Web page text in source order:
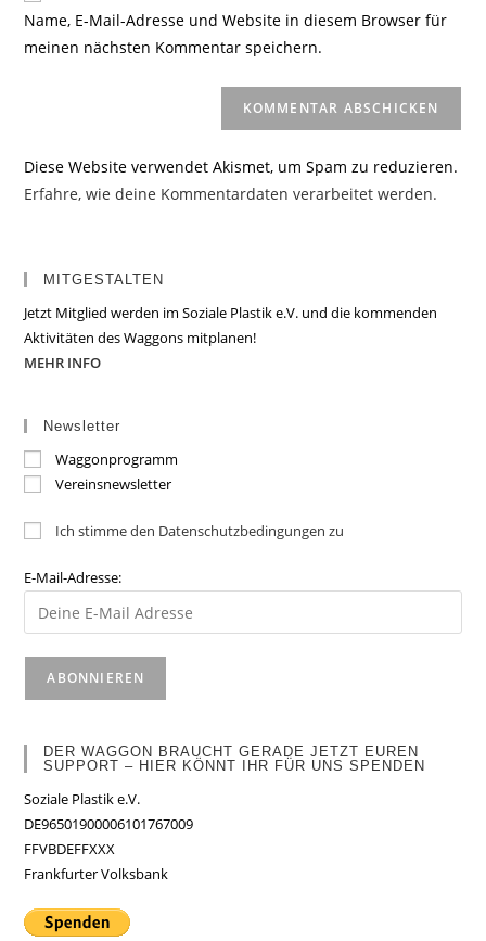
Kommentieren
ein
URL
Name, E-Mail-Adresse und Website in diesem Browser für
meinen nächsten Kommentar speichern.
Diese Website verwendet Akismet, um Spam zu reduzieren.
Erfahre, wie deine Kommentardaten verarbeitet werden.
MITGESTALTEN
Jetzt Mitglied werden im Soziale Plastik e.V. und die kommenden
Aktivitäten des Waggons mitplanen!
MEHR INFO
Newsletter
Waggonprogramm
Vereinsnewsletter
Ich stimme den Datenschutzbedingungen zu
E-Mail-Adresse:
DER WAGGON BRAUCHT GERADE JETZT EUREN
SUPPORT – HIER KÖNNT IHR FÜR UNS SPENDEN
Soziale Plastik e.V.
DE96501900006101767009
FFVBDEFFXXX
Frankfurter Volksbank